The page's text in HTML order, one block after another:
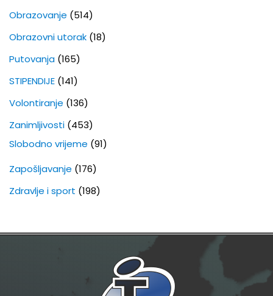
Obrazovanje (514)
Obrazovni utorak (18)
Putovanja (165)
STIPENDIJE (141)
Volontiranje (136)
Zanimljivosti (453)
Slobodno vrijeme (91)
Zapošljavanje (176)
Zdravlje i sport (198)